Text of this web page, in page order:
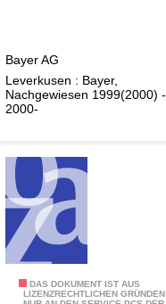
ä
f
t
r
i
c
h
Bayer AG
Leverkusen : Bayer,
Nachgewiesen 1999(2000)
2000-
DAS DOKUMENT IST AUS
LIZENZRECHTLICHEN GRÜNDEN